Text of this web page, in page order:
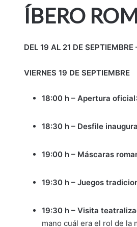
ÍBERO
DEL 19 AL 21 DE
VIERNES 19 DE SEPTIEMBRE
18:00 h – Apertura oficial
18:30 h – Desfile
19:00 h – Máscaras
19:30 h – Juegos
19:30 h – Visita
mano cuál era el rol de la